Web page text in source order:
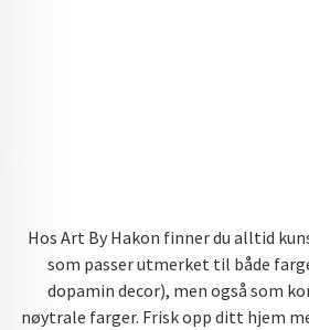
Hos Art By Hakon finner du alltid
som passer utmerket til både
dopamin decor), men også som
nøytrale farger. Frisk opp ditt hjem